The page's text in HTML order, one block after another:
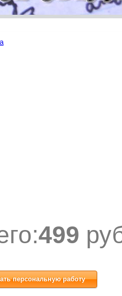
499
персональную работу